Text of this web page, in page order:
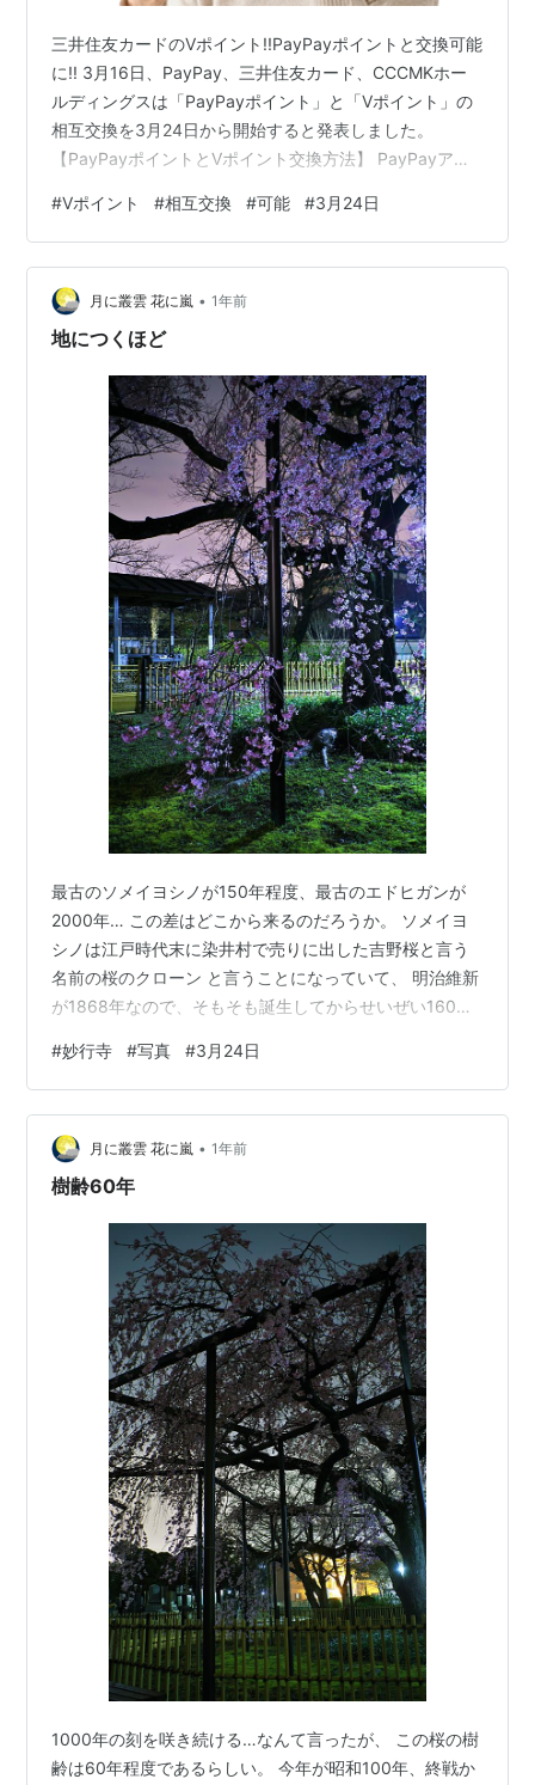
三井住友カードのVポイント!!PayPayポイントと交換可能
に!! 3月16日、PayPay、三井住友カード、CCCMKホー
ルディングスは「PayPayポイント」と「Vポイント」の
相互交換を3月24日から開始すると発表しました。
【PayPayポイントとVポイント交換方法】 PayPayアプ
て、「PayPay」と「V会員」のアカウント連携をするこ
とで、ユーザーの保有するポイントを相互交換できる。
【交換レート・交換可能ポイント・月間上限】 交換レー
トは1ポイント＝1ポイントの等価交換で、1日1回100ポイ
ントから可能、月間の交換上限は3万…
#Vポイント #相互交換 #可能 #3月24日
月に叢雲 花に嵐 • 1年前
地につくほど
最古のソメイヨシノが150年程度、最古のエドヒガンが
2000年… この差はどこから来るのだろうか。 ソメイヨ
シノは江戸時代末に染井村で売りに出した吉野桜と言う
名前の桜のクローン と言うことになっていて、 明治維新
が1868年なので、そもそも誕生してからせいぜい160年
ない。 また、1000年越えの桜がいずれも僻地にあるのに
対し、 ソメイヨシノは周辺をアスファルトやコンクリー
トで固めたような 都市の街路樹に使われる。 その結果、
高度経済成長期に植えられたソメイヨシノが そろそろ寿
命を迎えているようだ。 PENTAX KP + smc PENTAX…
#妙行寺 #写真 #3月24日
月に叢雲 花に嵐 • 1年前
樹齢60年
1000年の刻を咲き続ける…なんて言ったが、 この桜の樹
齢は60年程度であるらしい。 今年が昭和100年、終戦か